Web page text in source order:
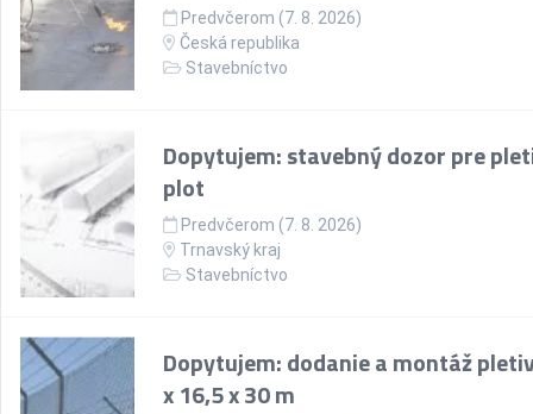
Predvčerom (7. 8. 2026)
Česká republika
Stavebníctvo
Dopytujem: stavebný dozor pre
plot
Predvčerom (7. 8. 2026)
Trnavský kraj
Stavebníctvo
Dopytujem: dodanie a montáž
x 16,5 x 30 m